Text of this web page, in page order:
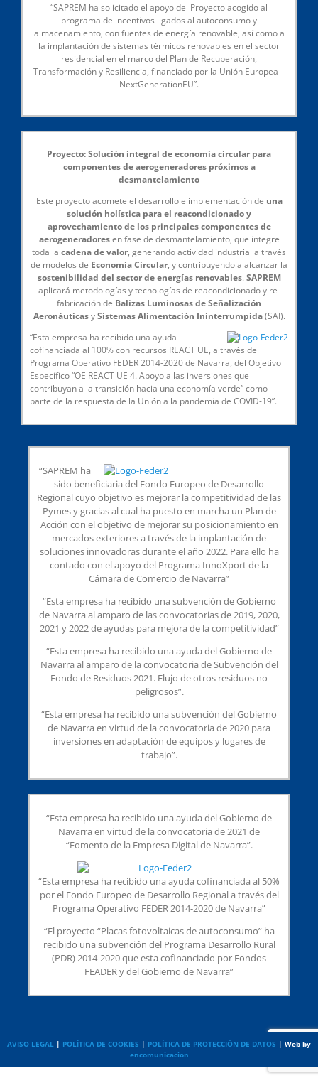
“SAPREM ha solicitado el apoyo del Proyecto acogido al
programa de incentivos ligados al autoconsumo y
almacenamiento, con fuentes de energía renovable, así como a
la implantación de sistemas térmicos renovables en el sector
residencial en el marco del Plan de Recuperación,
Transformación y Resiliencia, financiado por la Unión Europea –
NextGenerationEU”.
Proyecto: Solución integral de economía circular para
componentes de aerogeneradores próximos a
desmantelamiento
Este proyecto acomete el desarrollo e implementación de una
solución holística para el reacondicionado y
aprovechamiento de los principales componentes de
aerogeneradoresen fase de desmantelamiento, que integre
toda la cadena de valor, generando actividad industrial a través
de modelos de Economía Circular, y contribuyendo a alcanzar la
sostenibilidad del sector de energías renovables. SAPREM
aplicará metodologías y tecnologías de reacondicionado y re-
fabricación de Balizas Luminosas de Señalización
AeronáuticasySistemas Alimentación Ininterrumpida(SAI).
“Esta empresa ha recibido una ayuda
cofinanciada al 100% con recursos REACT UE, a través del
Programa Operativo FEDER 2014-2020 de Navarra, del Objetivo
Específico “OE REACT UE 4. Apoyo a las inversiones que
contribuyan a la transición hacia una economía verde” como
parte de la respuesta de la Unión a la pandemia de COVID-19”.
“SAPREM ha
sido beneficiaria del Fondo Europeo de Desarrollo
Regional cuyo objetivo es mejorar la competitividad de las
Pymes y gracias al cual ha puesto en marcha un Plan de
Acción con el objetivo de mejorar su posicionamiento en
mercados exteriores a través de la implantación de
soluciones innovadoras durante el año 2022. Para ello ha
contado con el apoyo del Programa InnoXport de la
Cámara de Comercio de Navarra”
“Esta empresa ha recibido una subvención de Gobierno
de Navarra al amparo de las convocatorias de 2019, 2020,
2021 y 2022 de ayudas para mejora de la competitividad”
“Esta empresa ha recibido una ayuda del Gobierno de
Navarra al amparo de la convocatoria de Subvención del
Fondo de Residuos 2021. Flujo de otros residuos no
peligrosos”.
“Esta empresa ha recibido una subvención del Gobierno
de Navarra en virtud de la convocatoria de 2020 para
inversiones en adaptación de equipos y lugares de
trabajo”.
“Esta empresa ha recibido una ayuda del Gobierno de
Navarra en virtud de la convocatoria de 2021 de
“Fomento de la Empresa Digital de Navarra”.
“Esta empresa ha recibido una ayuda cofinanciada al 50%
por el Fondo Europeo de Desarrollo Regional a través del
Programa Operativo FEDER 2014-2020 de Navarra”
“El proyecto “Placas fotovoltaicas de autoconsumo” ha
recibido una subvención del Programa Desarrollo Rural
(PDR) 2014-2020 que esta cofinanciado por Fondos
FEADER y del Gobierno de Navarra”
AVISO LEGAL | POLÍTICA DE COOKIES | POLÍTICA DE PROTECCIÓN DE DATOS | Web by
encomunicacion